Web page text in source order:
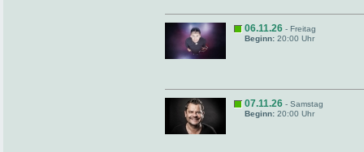
06.11.26 - Freitag
Beginn: 20:00 Uhr
07.11.26 - Samstag
Beginn: 20:00 Uhr